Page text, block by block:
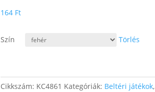
164 Ft
Szín Törlés
Cikkszám: KC4861 Kategóriák: Beltéri játékok,